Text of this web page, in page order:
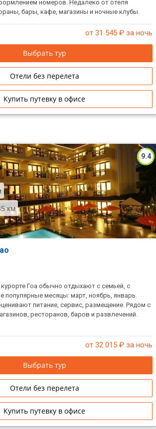
номеров. Недалеко от отеля
бары, кафе, магазины и ночные клубы.
от 31 545 ₽ за ночь
Выбрать тур
Отели без перелета
Купить путевку в офисе
9.4
км
Гоа обычно отдыхают с семьей, с
популярные месяцы: март, ноябрь, январь.
питание, сервис, размещение. Рядом с
ресторанов, баров и развлечений.
от 32 015 ₽ за ночь
Выбрать тур
Отели без перелета
Купить путевку в офисе